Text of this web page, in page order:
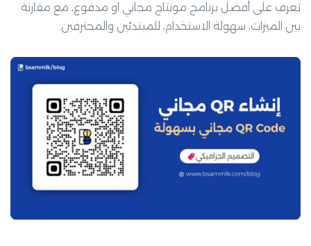
تعرف على أفضل برنامج مونتاج مجاني او مدفوع، مع مقارنة
بين الميزات، سهولة الاستخدام، للمبتدئين والمحترفين.